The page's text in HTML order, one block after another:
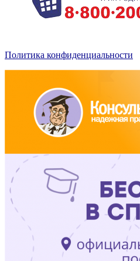
Политика конфиденциальности